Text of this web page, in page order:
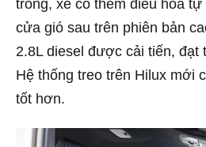
trong, xe có thêm điều hoà
cửa gió sau trên phiên bản
2.8L diesel được cải tiến, đạt
Hệ thống treo trên Hilux mới
tốt hơn.